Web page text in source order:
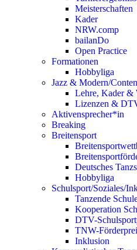
Meisterschaften
Kader
NRW.comp
bailanDo
Open Practice
Formationen
Hobbyliga
Jazz & Modern/
Lehre, Kader &
Lizenzen &
Aktivensprecher*in
Breaking
Breitensport
Deutsches
Hobbyliga
Schulsport/Soziales/
Tanzende
Kooperation
DTV-
TNW-
Inklusion